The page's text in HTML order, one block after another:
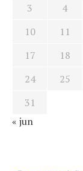
3
4
10
11
17
18
24
25
31
« jun